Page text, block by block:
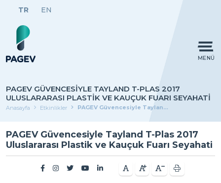
TR EN
MENÜ
PAGEV GÜVENCESIYLE TAYLAND T-PLAS 2017
ULUSLARARASI PLASTIK VE KAUÇUK FUARI SEYAHATI
Anasayfa Etkinlikler PAGEV Güvencesiyle Tayland T-Plas 2017 Uluslararası Plastik ve Kauçuk Fuarı Seyahati
PAGEV Güvencesiyle Tayland T-Plas 2017
Uluslararası Plastik ve Kauçuk Fuarı Seyahati